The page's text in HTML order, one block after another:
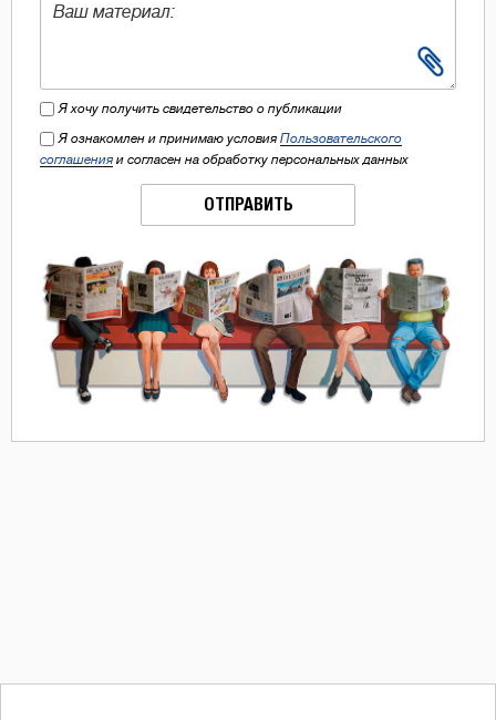
Я хочу получить свидетельство о публикации
Я ознакомлен и принимаю условия Пользовательского
соглашения и согласен на обработку персональных данных
ОТПРАВИТЬ